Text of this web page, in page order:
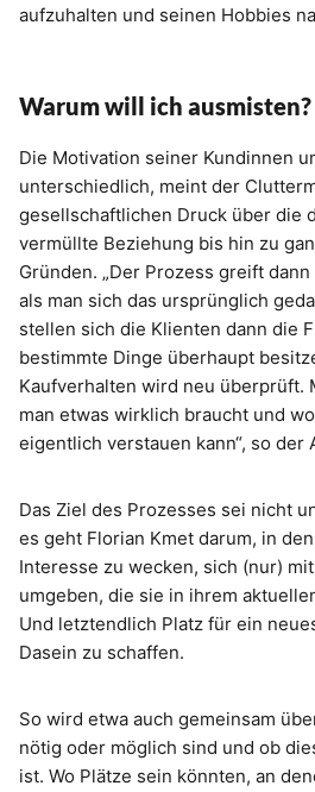
aufzuhalten und seinen Hobbies
Warum will ich ausmisten?
Die Motivation seiner Kundinnen
unterschiedlich, meint der
gesellschaftlichen Druck über die
vermüllte Beziehung bis hin zu
Gründen. „Der Prozess greift
als man sich das ursprünglich
stellen sich die Klienten dann die
bestimmte Dinge überhaupt
Kaufverhalten wird neu überprüft.
man etwas wirklich braucht und
eigentlich verstauen kann“, so der
Das Ziel des Prozesses sei nicht
es geht Florian Kmet darum, in
Interesse zu wecken, sich (nur)
umgeben, die sie in ihrem
Und letztendlich Platz für ein
Dasein zu schaffen.
So wird etwa auch gemeinsam
nötig oder möglich sind und ob
ist. Wo Plätze sein könnten, an